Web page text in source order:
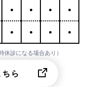
● ● ● ●
● ● ● ●
診になる場合あり）
ら